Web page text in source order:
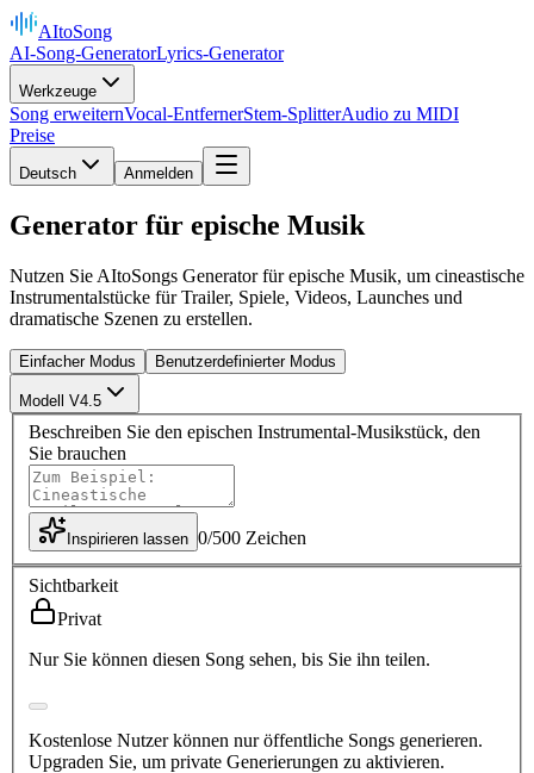
AItoSong
AI-Song-GeneratorLyrics-Generator
Werkzeuge
Song erweiternVocal-EntfernerStem-SplitterAudio zu MIDI
Preise
Deutsch Anmelden
Generator für epische Musik
Nutzen Sie AItoSongs Generator für epische Musik, um cineastische
Instrumentalstücke für Trailer, Spiele, Videos, Launches und
dramatische Szenen zu erstellen.
Einfacher Modus Benutzerdefinierter Modus
Modell V4.5
Beschreiben Sie den epischen Instrumental-Musikstück, den
Sie brauchen
Inspirieren lassen 0/500 Zeichen
Sichtbarkeit
Privat
Nur Sie können diesen Song sehen, bis Sie ihn teilen.
Kostenlose Nutzer können nur öffentliche Songs generieren.
Upgraden Sie, um private Generierungen zu aktivieren.